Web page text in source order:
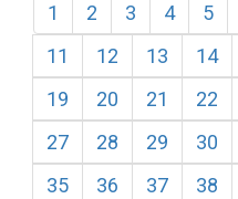
1 2 3 4 5
11
12 13 14
19
20 21 22
27
28 29 30
35
36 37 38